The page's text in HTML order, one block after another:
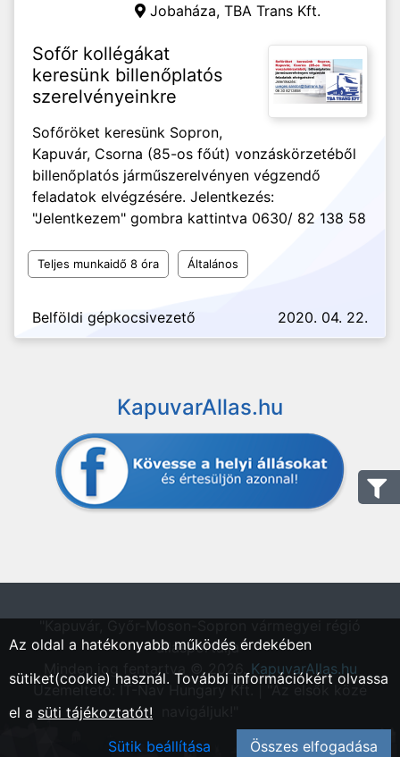
Jobaháza, TBA Trans Kft.
Sofőr kollégákat
keresünk billenőplatós
szerelvényeinkre
Sofőröket keresünk Sopron,
Kapuvár, Csorna (85-os főút) vonzáskörzetéből
billenőplatós járműszerelvényen végzendő
feladatok elvégzésére. Jelentkezés:
"Jelentkezem" gombra kattintva 0630/ 82 138 58
Teljes munkaidő 8 óra Általános
Belföldi gépkocsivezető 2020. 04. 22.
KapuvarAllas.hu
állásportálja"
Minden jog fentartva © 2026.KapuvarAllas.hu
Üzemeltető: IT-Nav Hungary Kft. | "Az elsők közé
Az oldal a hatékonyabb működés érdekében
sütiket(cookie) használ. További információkért olvassa
el a süti tájékoztatót!
Sütik beállítása
Összes elfogadása